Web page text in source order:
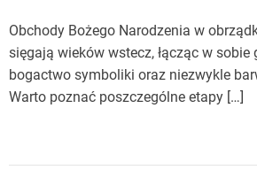
Obchody Bożego Narodzenia w
sięgają wieków wstecz, łącząc w sobie
bogactwo symboliki oraz niezwykle
Warto poznać poszczególne etapy […]